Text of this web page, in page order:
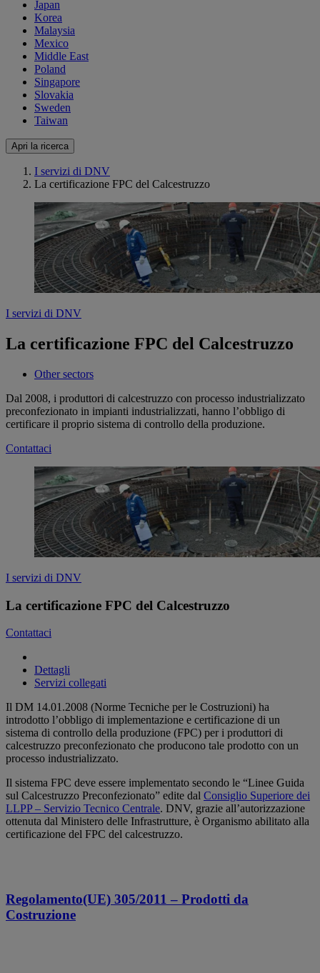
Japan
Korea
Malaysia
Mexico
Middle East
Poland
Singapore
Slovakia
Sweden
Taiwan
Apri la ricerca
I servizi di DNV
La certificazione FPC del Calcestruzzo
I servizi di DNV
La certificazione FPC del Calcestruzzo
Other sectors
Dal 2008, i produttori di calcestruzzo con processo industrializzato
preconfezionato in impianti industrializzati, hanno l’obbligo di
certificare il proprio sistema di controllo della produzione.
Contattaci
I servizi di DNV
La certificazione FPC del Calcestruzzo
Contattaci
Dettagli
Servizi collegati
Il DM 14.01.2008 (Norme Tecniche per le Costruzioni) ha
introdotto l’obbligo di implementazione e certificazione di un
sistema di controllo della produzione (FPC) per i produttori di
calcestruzzo preconfezionato che producono tale prodotto con un
processo industrializzato.
Il sistema FPC deve essere implementato secondo le “Linee Guida
sul Calcestruzzo Preconfezionato” edite dal Consiglio Superiore dei
LLPP – Servizio Tecnico Centrale. DNV, grazie all’autorizzazione
ottenuta dal Ministero delle Infrastrutture, è Organismo abilitato alla
certificazione del FPC del calcestruzzo.
Regolamento(UE) 305/2011 – Prodotti da
Costruzione